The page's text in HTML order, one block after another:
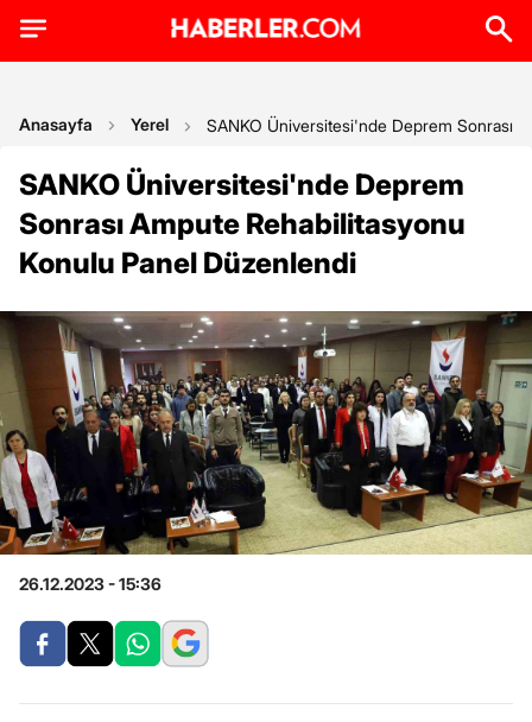
Anasayfa Yerel SANKO Üniversitesi'nde Deprem Sonrası
SANKO Üniversitesi'nde Deprem
Sonrası Ampute Rehabilitasyonu
Konulu Panel Düzenlendi
26.12.2023 - 15:36